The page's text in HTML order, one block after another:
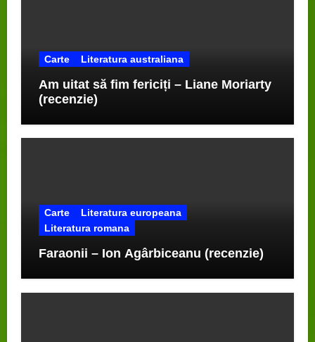
Carte Literatura australiana
Am uitat să fim fericiți – Liane Moriarty
(recenzie)
Carte
Literatura europeana
Literatura romana
Faraonii – Ion Agârbiceanu (recenzie)